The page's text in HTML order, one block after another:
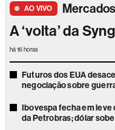
AO VIVO Mercados
A ‘volta’ da
há 16 horas
Futuros dos EUA
negociação sobre
Ibovespa fecha em
da Petrobras; dólar sobe